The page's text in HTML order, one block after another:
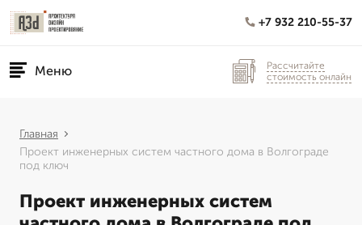
+7 932 210-55-37
Меню
Рассчитайте
стоимость онлайн
Главная
Проект инженерных систем частного дома в Волгограде
под ключ
Проект инженерных систем